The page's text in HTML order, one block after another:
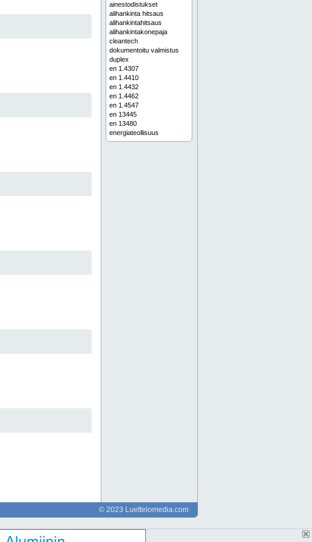
ainestodistukset
alihankinta hitsaus
alihankintahitsaus
alihankintakonepaja
cleantech
dokumentoitu valmistus
duplex
en 1.4307
en 1.4410
en 1.4432
en 1.4462
en 1.4547
en 13445
en 13480
energiateollisuus
erikoismateriaalien hitsaus
kaivosteollisuus
karjala
© 2023 Luettelomedia.com